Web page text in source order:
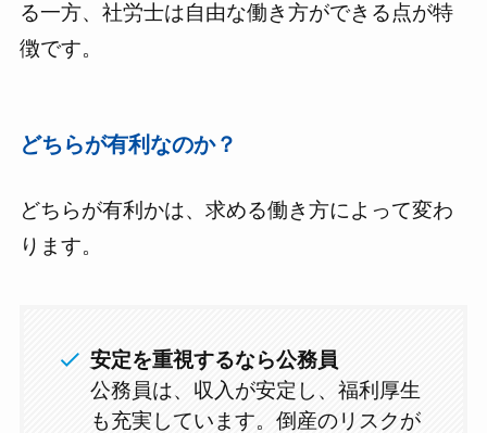
る一方、社労士は自由な働き方ができる点が特
徴です。
どちらが有利なのか？
どちらが有利かは、求める働き方によって変わ
ります。
安定を重視するなら公務員
公務員は、収入が安定し、福利厚生
も充実しています。倒産のリスクが